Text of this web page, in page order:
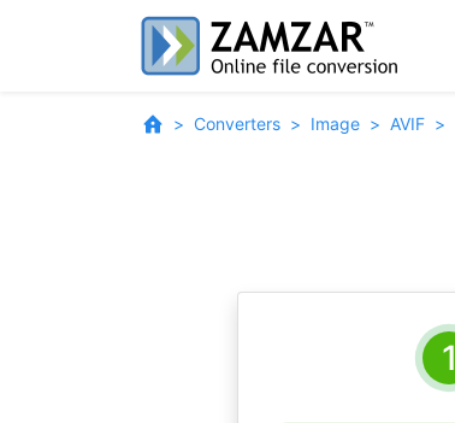
Converters Image AVIF